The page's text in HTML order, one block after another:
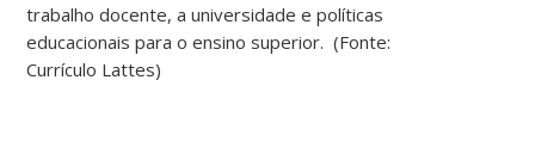
trabalho docente, a universidade e políticas
educacionais para o ensino superior. (Fonte:
Currículo Lattes)